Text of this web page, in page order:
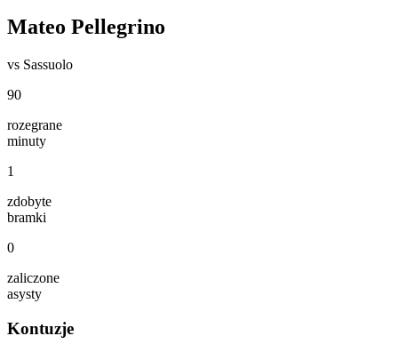
Mateo Pellegrino
vs Sassuolo
90
rozegrane
minuty
1
zdobyte
bramki
0
zaliczone
asysty
Kontuzje